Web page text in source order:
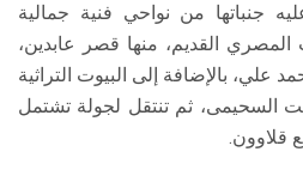
جنباتها من نواحي فنية جمالية
القديم، منها قصر عابدين،
علي، بالإضافة إلى البيوت التراثية
السحيمى، ثم تنتقل لجولة تشتمل
قلاوون.